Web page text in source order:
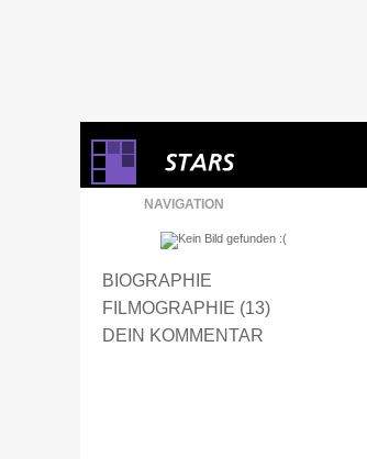
NAVIGATION
BIOGRAPHIE
FILMOGRAPHIE (13)
DEIN KOMMENTAR